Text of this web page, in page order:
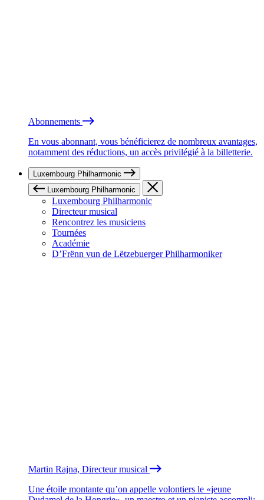
Abonnements
En vous abonnant, vous bénéficierez de nombreux avantages,
notamment des réductions, un accès privilégié à la billetterie.
Luxembourg Philharmonic
Luxembourg Philharmonic
Luxembourg Philharmonic
Directeur musical
Rencontrez les musiciens
Tournées
Académie
D’Frënn vun de Lëtzebuerger Philharmoniker
Martin Rajna, Directeur musical
Une étoile montante qu’on appelle volontiers le «jeune